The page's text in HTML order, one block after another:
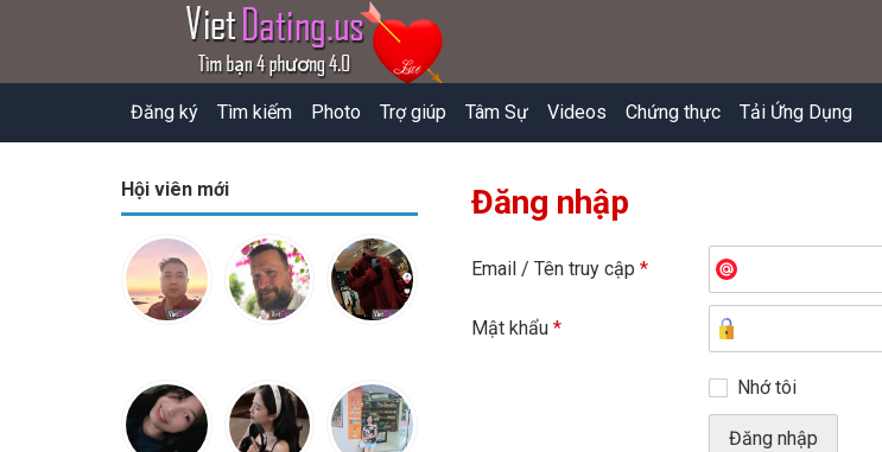
Đăng ký Tìm kiếm Photo Trợ giúp Tâm Sự Videos Chứng thực Tải Ứng Dụng
Hội viên mới Đăng nhập
Email / Tên truy cập *
Mật khẩu *
Nhớ tôi